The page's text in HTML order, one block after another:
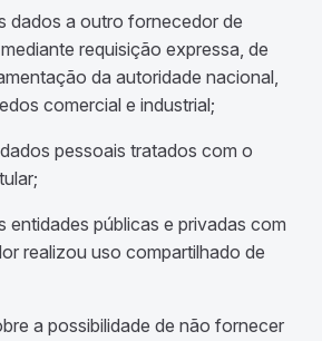
dados a outro fornecedor de
requisição expressa, de
da autoridade nacional,
comercial e industrial;
pessoais tratados com o
entidades públicas e privadas com
realizou uso compartilhado de
a possibilidade de não fornecer